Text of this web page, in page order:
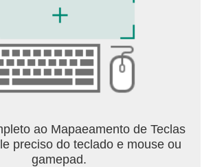
ao Mapaeamento de Teclas
preciso do teclado e mouse ou
gamepad.